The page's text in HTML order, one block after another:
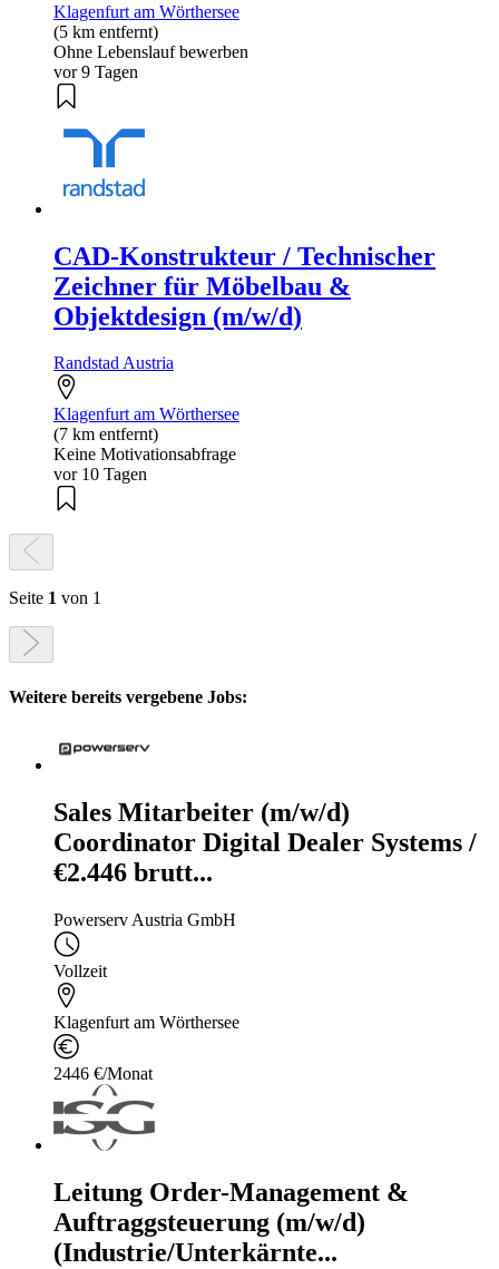
Klagenfurt am Wörthersee
(5 km entfernt)
Ohne Lebenslauf bewerben
vor 9 Tagen
CAD-Konstrukteur / Technischer
Zeichner für Möbelbau &
Objektdesign (m/w/d)
Randstad Austria
Klagenfurt am Wörthersee
(7 km entfernt)
Keine Motivationsabfrage
vor 10 Tagen
Seite 1 von 1
Weitere bereits vergebene Jobs:
Sales Mitarbeiter (m/w/d)
Coordinator Digital Dealer Systems /
€2.446 brutt...
Powerserv Austria GmbH
Vollzeit
Klagenfurt am Wörthersee
2446 €/Monat
Leitung Order-Management &
Auftraggsteuerung (m/w/d)
(Industrie/Unterkärnte...